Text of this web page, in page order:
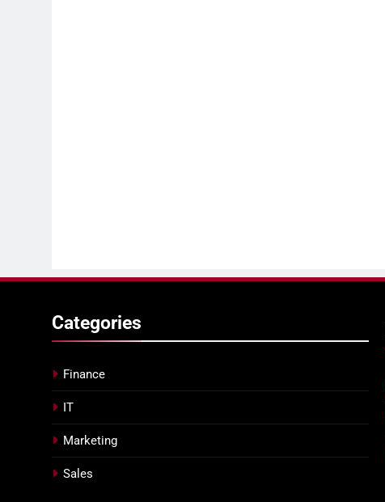
Categories
Finance
IT
Marketing
Sales